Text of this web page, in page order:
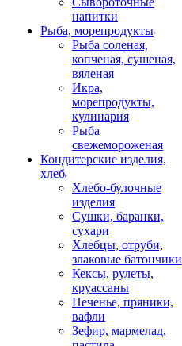
напитки
Рыба, морепродукты
Рыба соленая,
копченая, сушеная,
вяленая
Икра,
морепродукты,
кулинария
Рыба
свежемороженая
Кондитерские изделия,
хлеб
Хлебо-булочные
изделия
Сушки, баранки,
сухари
Хлебцы, отруби,
злаковые батончики
Кексы, рулеты,
круассаны
Печенье, пряники,
вафли
Зефир, мармелад,